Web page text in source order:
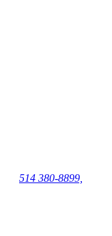
514 380-8899,